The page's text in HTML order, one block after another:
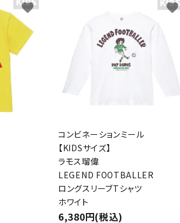
favorite
コンビネーションミール
【KIDSサイズ】
ラモス瑠偉
LEGEND FOOTBALLER
ロングスリーブTシャツ
ホワイト
6,380円(税込)
favorite